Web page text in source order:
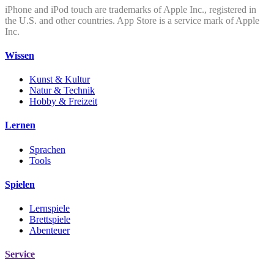
iPhone and iPod touch are trademarks of Apple Inc., registered in
the U.S. and other countries. App Store is a service mark of Apple
Inc.
Wissen
Kunst & Kultur
Natur & Technik
Hobby & Freizeit
Lernen
Sprachen
Tools
Spielen
Lernspiele
Brettspiele
Abenteuer
Service